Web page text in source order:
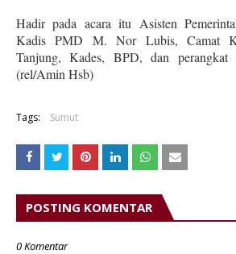
Hadir pada acara itu Asisten
Kadis PMD M. Nor Lubis, Camat
Tanjung, Kades, BPD, dan perangkat
(rel/Amin Hsb)
Tags: Sumut
POSTING KOMENTAR
0 Komentar